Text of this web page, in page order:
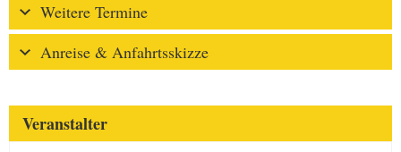
Weitere Termine
Anreise & Anfahrtsskizze
Veranstalter